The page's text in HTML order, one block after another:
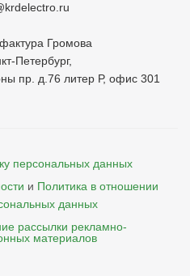
Громова
Петербург,
пр. д.76 литер Р, офис 301
персональных данных
и Политика в отношении
данных
рассылки рекламно-
материалов